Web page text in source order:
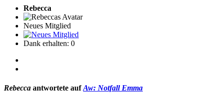
Rebecca
Neues Mitglied
Dank erhalten: 0
Rebecca antwortete aufAw: Notfall Emma